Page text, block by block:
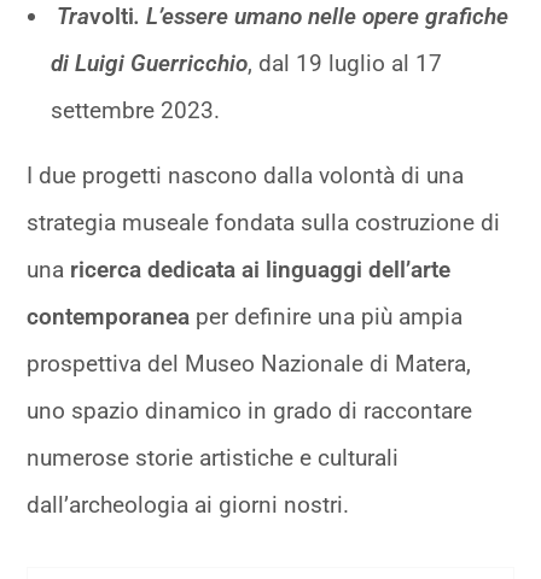
Travolti. L’essere umano nelle opere grafiche
di Luigi Guerricchio, dal 19 luglio al 17
settembre 2023.
I due progetti nascono dalla volontà di una
strategia museale fondata sulla costruzione di
una ricerca dedicata ai linguaggi dell’arte
contemporanea per definire una più ampia
prospettiva del Museo Nazionale di Matera,
uno spazio dinamico in grado di raccontare
numerose storie artistiche e culturali
dall’archeologia ai giorni nostri.